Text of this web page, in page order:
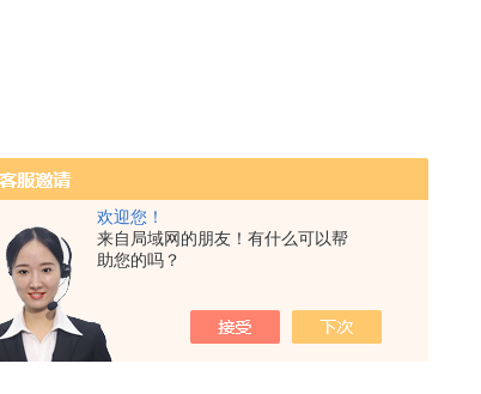
欢迎您！
来自局域网的朋友！有什么可以帮
助您的吗？